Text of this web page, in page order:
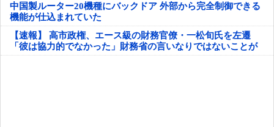
中国製ルーター20機種にバックドア 外部から完全制御できる
機能が仕込まれていた
【速報】 高市政権、エース級の財務官僚・一松旬氏を左遷
「彼は協力的でなかった」財務省の言いなりではないことが
判明